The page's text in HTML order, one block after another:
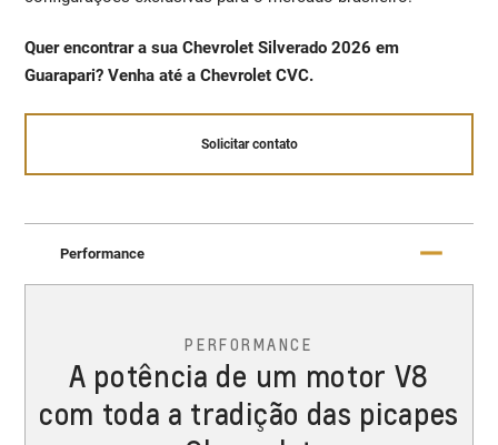
Quer encontrar a sua Chevrolet Silverado 2026 em
Guarapari? Venha até a Chevrolet CVC.
Solicitar contato
Performance
PERFORMANCE
A potência de um motor V8
com toda a tradição das picapes